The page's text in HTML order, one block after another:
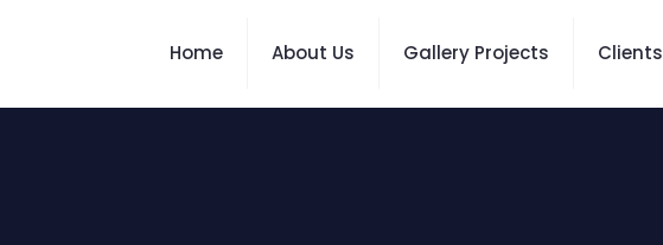
Home About Us Gallery Projects Clients